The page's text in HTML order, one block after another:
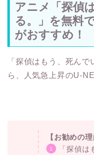
アニメ「探偵
る。」を無料
がおすすめ！
「探偵はもう、死ん
ら、人気急上昇のU-
【お勧めの理
「探偵